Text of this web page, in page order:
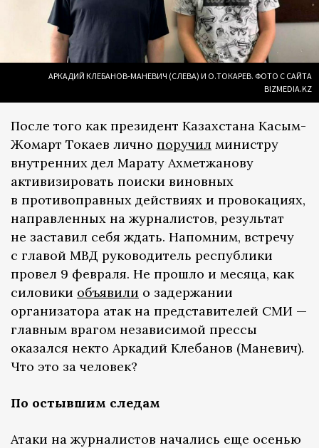
АРКАДИЙ КЛЕБАНОВ-МАНЕВИЧ (СЛЕВА) И О.ТОКАРЕВ. ФОТО С САЙТА
BIZMEDIA.KZ
После того как президент Казахстана Касым-
Жомарт Токаев лично поручил министру
внутренних дел Марату Ахметжанову
активизировать поиски виновных
в противоправных действиях и провокациях,
направленных на журналистов, результат
не заставил себя ждать. Напомним, встречу
с главой МВД руководитель республики
провел 9 февраля. Не прошло и месяца, как
силовики объявили о задержании
организатора атак на представителей СМИ —
главным врагом независимой прессы
оказался некто Аркадий Клебанов (Маневич).
Что это за человек?
По остывшим следам
Атаки на журналистов начались еще осенью